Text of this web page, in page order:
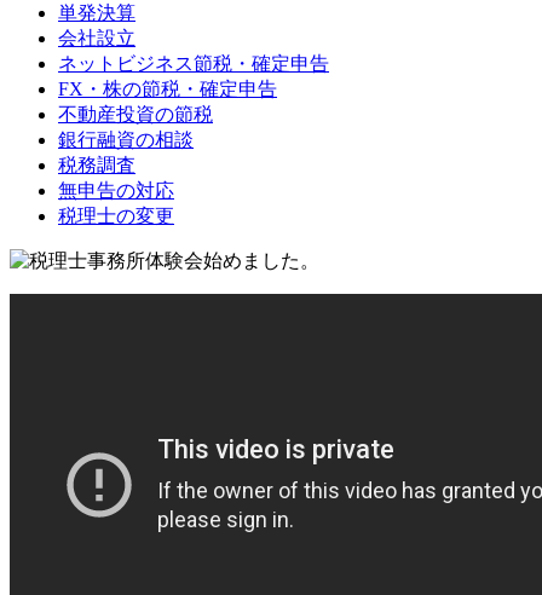
単発決算
会社設立
ネットビジネス節税・確定申告
FX・株の節税・確定申告
不動産投資の節税
銀行融資の相談
税務調査
無申告の対応
税理士の変更